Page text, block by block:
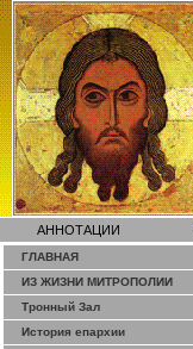
АННОТАЦИИ
ГЛАВНАЯ
ИЗ ЖИЗНИ МИТРОПОЛИИ
Тронный Зал
История епархии